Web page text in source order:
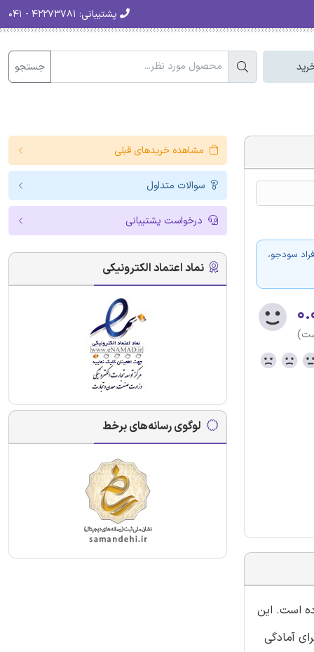
پشتیبانی:
جستجو
سودجو،
است. این
آمادگی
مشاهده خریدهای قبلی
سوالات متداول
درخواست پشتیبانی
نماد اعتماد الکترونیکی
لوگوی رسانه‌های برخط